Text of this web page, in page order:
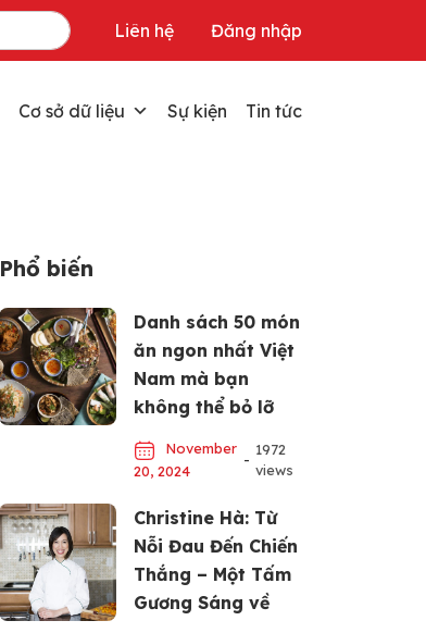
Liên hệ Đăng nhập
Cơ sở dữ liệu Sự kiện Tin tức
Phổ biến
Danh sách 50 món
ăn ngon nhất Việt
Nam mà bạn
không thể bỏ lỡ
November
20, 2024
-
1972
views
Christine Hà: Từ
Nỗi Đau Đến Chiến
Thắng – Một Tấm
Gương Sáng về